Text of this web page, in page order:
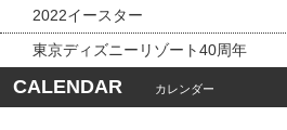
2022イースター
東京ディズニーリゾート40周年
CALENDAR カレンダー